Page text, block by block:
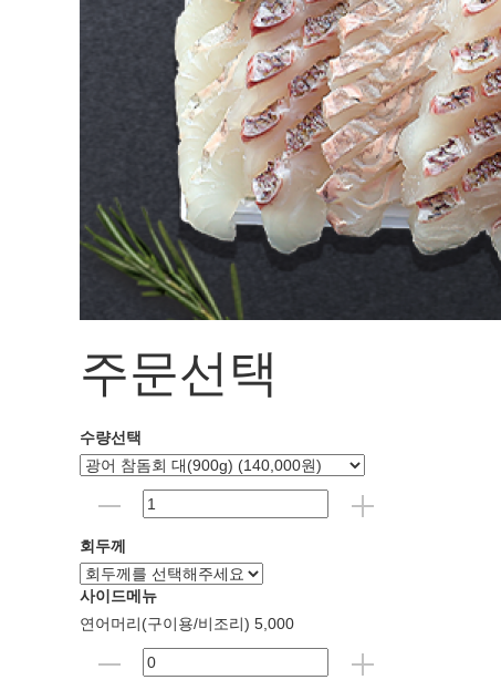
주문선택
수량선택
회두께
사이드메뉴
연어머리(구이용/비조리) 5,000